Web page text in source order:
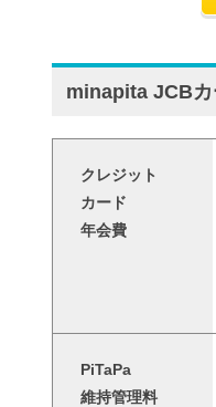
minapita JCBカ
クレジット
カード
年会費
PiTaPa
維持管理料